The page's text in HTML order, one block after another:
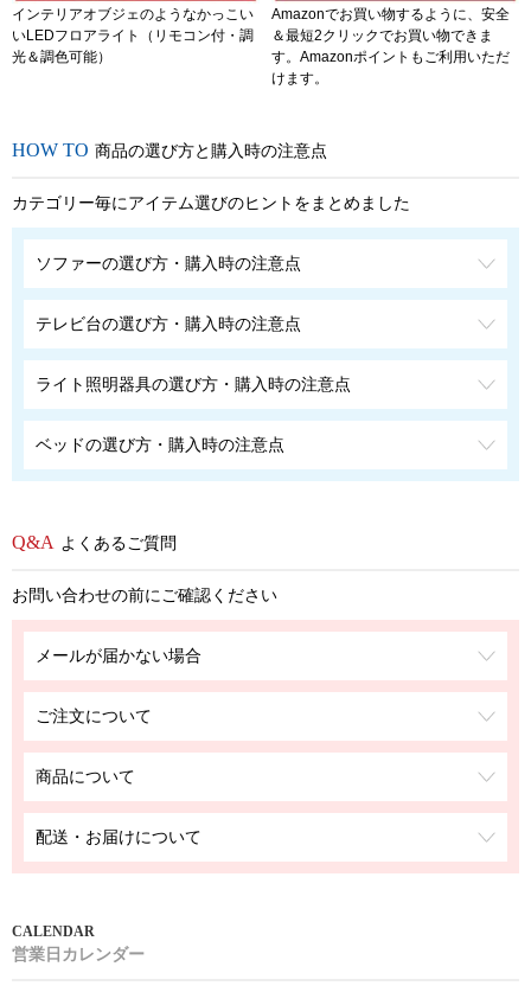
インテリアオブジェのようなかっこい
いLEDフロアライト（リモコン付・調
光＆調色可能）
Amazonでお買い物するように、安全
＆最短2クリックでお買い物できま
す。Amazonポイントもご利用いただ
けます。
商品の選び方と購入時の注意点
カテゴリー毎にアイテム選びのヒントをまとめました
ソファーの選び方・購入時の注意点
テレビ台の選び方・購入時の注意点
ライト照明器具の選び方・購入時の注意点
ベッドの選び方・購入時の注意点
よくあるご質問
お問い合わせの前にご確認ください
メールが届かない場合
ご注文について
商品について
配送・お届けについて
営業日カレンダー